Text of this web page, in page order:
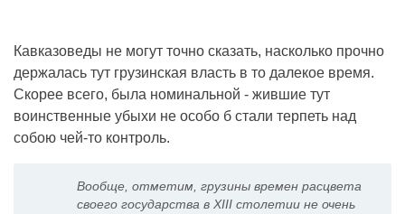
Кавказоведы не могут точно сказать, насколько прочно
держалась тут грузинская власть в то далекое время.
Скорее всего, была номинальной - жившие тут
воинственные убыхи не особо б стали терпеть над
собою чей-то контроль.
Вообще, отметим, грузины времен расцвета
своего государства в XIII столетии не очень